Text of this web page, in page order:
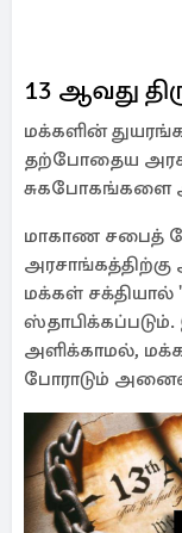
13 ஆவது
மக்களின்
தற்போதைய
சுகபோகங்களை
மாகாண சபைத்
மக்கள் சக்தியால்
அளிக்காமல்,
போராடும்